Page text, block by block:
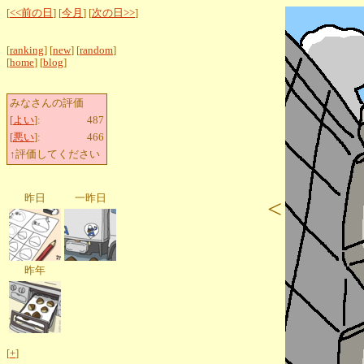
[<<前の日 ] [今月 ] [次の日>>]
[ranking] [new] [random]
[home] [blog]
みなさんの評価
[よい]:
487
[悪い]:
466
↑評価してください
昨日 一昨日
昨年
[+]
<